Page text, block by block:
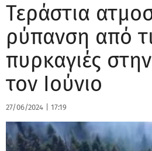
Τεράστια
ρύπανση από
πυρκαγιές
τον Ιούνιο
27/06/2024 17:19